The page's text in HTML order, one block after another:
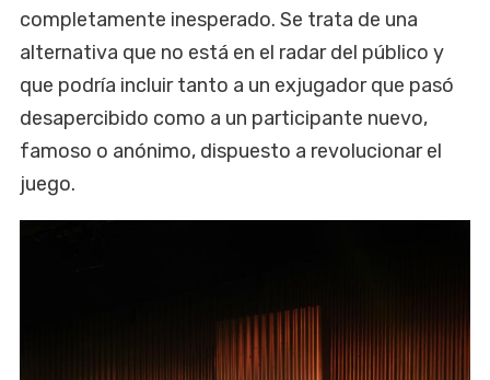
completamente inesperado. Se trata de una
alternativa que no está en el radar del público y
que podría incluir tanto a un exjugador que pasó
desapercibido como a un participante nuevo,
famoso o anónimo, dispuesto a revolucionar el
juego.